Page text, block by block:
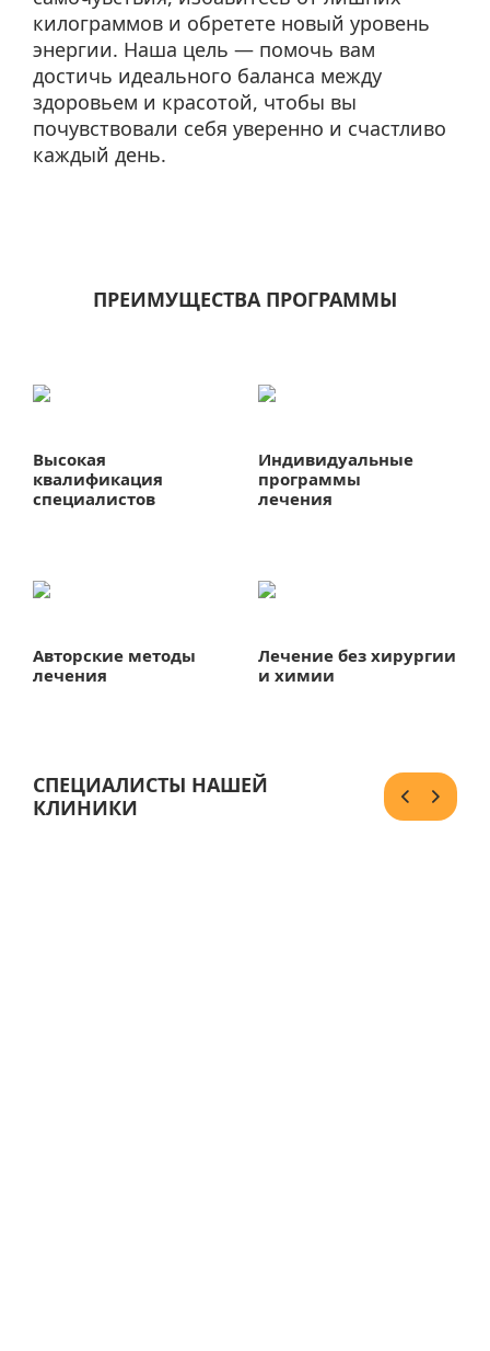
килограммов и обретете новый уровень
энергии. Наша цель — помочь вам
достичь идеального баланса между
здоровьем и красотой, чтобы вы
почувствовали себя уверенно и счастливо
каждый день.
ПРЕИМУЩЕСТВА ПРОГРАММЫ
Высокая
квалификация
специалистов
Индивидуальные
программы
лечения
Авторские методы
лечения
Лечение без хирургии
и химии
СПЕЦИАЛИСТЫ НАШЕЙ
КЛИНИКИ